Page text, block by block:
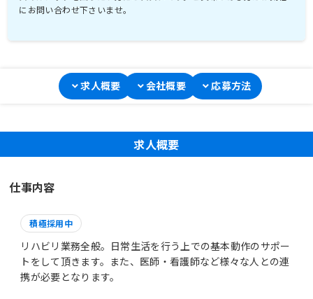
にお問い合わせ下さいませ。
求人概要 会社概要 応募方法
求人概要
仕事内容
積極採用中
リハビリ業務全般。日常生活を行う上での基本動作のサポー
トをして頂きます。また、医師・看護師など様々な人との連
携が必要となります。